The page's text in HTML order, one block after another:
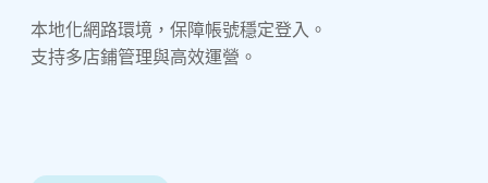
本地化網路環境，保障帳號穩定登入。
支持多店鋪管理與高效運營。